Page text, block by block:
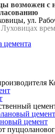
возможен
ул.
цемента
цемент